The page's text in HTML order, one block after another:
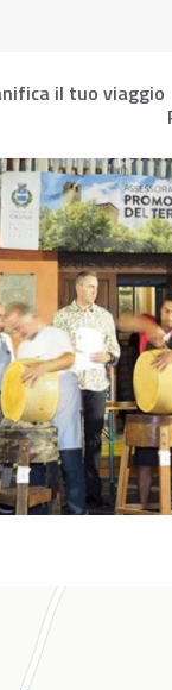
il tuo viaggio